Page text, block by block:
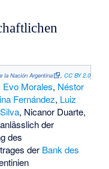
la Nación Argentina CC BY 2.0
Evo Morales, Néstor
Fernández, Luiz
, Nicanor Duarte,
anlässlich der
des
der Bank des